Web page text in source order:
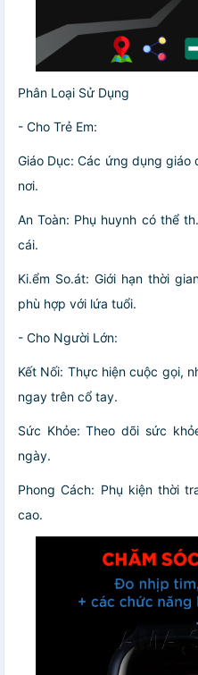
Phân Loại Sử Dụng
- Cho Trẻ Em:
Giáo Dục: Các ứng dụng
nơi.
An Toàn: Phụ huynh có thể
cái.
Ki.ểm So.át: Giới hạn thời
phù hợp với lứa tuổi.
- Cho Người Lớn:
Kết Nối: Thực hiện cuộc gọi,
ngay trên cổ tay.
Sức Khỏe: Theo dõi sức
ngày.
Phong Cách: Phụ kiện thời
cao.